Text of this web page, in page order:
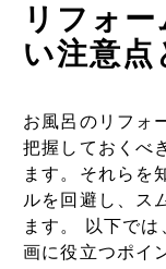
リフォ
い注意点
お風呂のリフォ
把握しておくべ
ます。それらを
ルを回避し、ス
ます。 以下で
画に役立つポイ